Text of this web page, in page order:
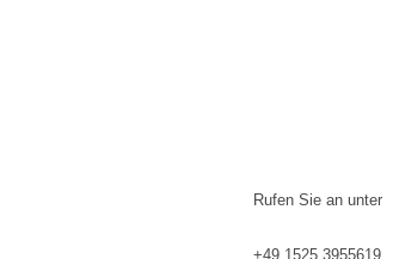
Rufen Sie an unter
+49 1525 3955619